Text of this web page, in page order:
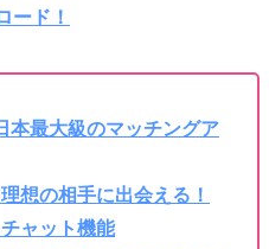
ード！
本最大級のマッチングア
想の相手に出会える！
ャット機能